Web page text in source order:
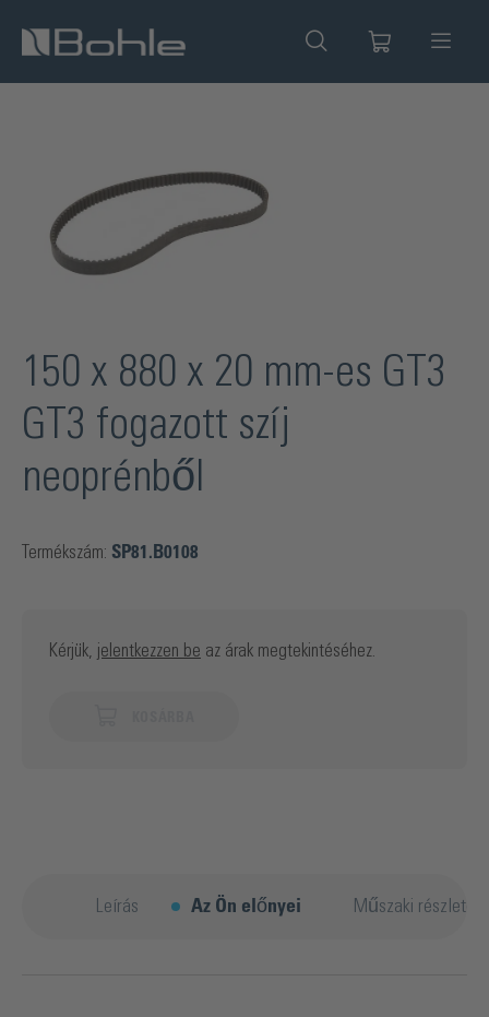
150 x 880 x 20 mm-es GT3
GT3 fogazott szíj
neoprénből
Termékszám: SP81.B0108
Kérjük, jelentkezzen be az árak megtekintéséhez.
Leírás Az Ön előnyei Műszaki részletek